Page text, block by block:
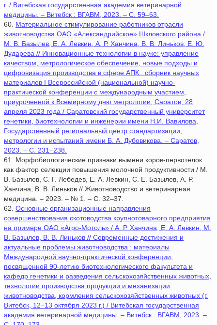
г. / Витебская государственная академия ветеринарной
медицины. – Витебск : ВГАВМ, 2023. – С. 59–63.
60. Материальное стимулирование работников отрасли
животноводства ОАО «Александрийское» Шкловского района /
М. В. Базылев, Е. А. Левкин, А. Р. Ханчина, В. В. Линьков, Е. Ю.
Дударева // Инновационные технологии в науке: управление
качеством, метрологическое обеспечение, новые подходы и
цифровизация производства в сфере АПК : сборник научных
материалов I Всероссийской (национальной) научно-
практической конференции с международным участием,
приуроченной к Всемирному дню метрологии, Саратов, 28
апреля 2023 года / Саратовский государственный университет
генетики, биотехнологии и инженерии имени Н.И. Вавилова,
Государственный региональный центр стандартизации,
метрологии и испытаний имени Б. А. Дубовикова. – Саратов,
2023. – С. 231–238.
61. Морфобиологические признаки вымени коров-первотелок
как фактор селекции повышения молочной продуктивности / М.
В. Базылев, С. Г. Лебедев, Е. А. Левкин, С. Е. Базылев, А. Р.
Ханчина, В. В. Линьков // Животноводство и ветеринарная
медицина. – 2023. – № 1. – С. 32–37.
62. Основные организационные направления
совершенствования скотоводства крупнотоварного предприятия
на примере ОАО «Агро-Мотоль» / А. Р. Ханчина, Е. А. Левкин, М.
В. Базылев, В. В. Линьков // Современные достижения и
актуальные проблемы животноводства : материалы
Международной научно-практической конференции,
посвященной 90-летию биотехнологического факультета и
кафедр генетики и разведения сельскохозяйственных животных,
технологии производства продукции и механизации
животноводства, кормления сельскохозяйственных животных (г.
Витебск, 12–13 октября 2023 г.) / Витебская государственная
академия ветеринарной медицины. – Витебск : ВГАВМ, 2023. –